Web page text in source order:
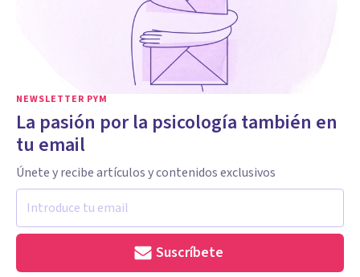
NEWSLETTER PYM
La pasión por la psicología también en
tu email
Únete y recibe artículos y contenidos exclusivos
Suscríbete